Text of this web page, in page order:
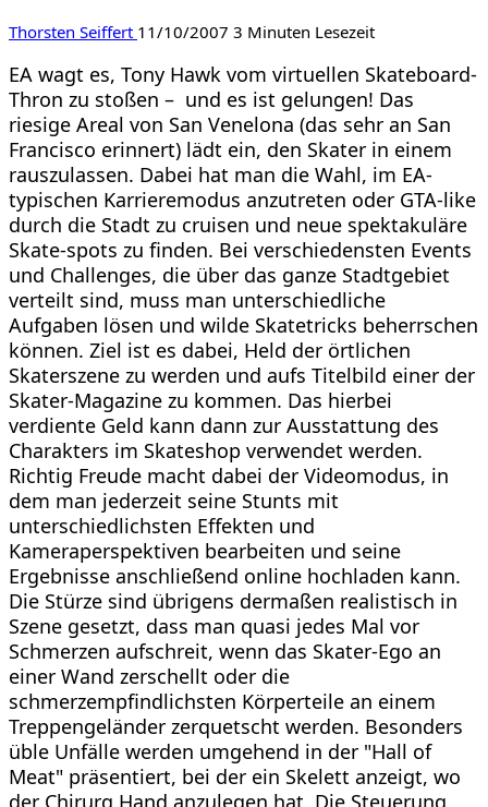
Thorsten Seiffert 11/10/2007 3 Minuten Lesezeit
EA wagt es, Tony Hawk vom virtuellen Skateboard-
Thron zu stoßen – und es ist gelungen! Das
riesige Areal von San Venelona (das sehr an San
Francisco erinnert) lädt ein, den Skater in einem
rauszulassen. Dabei hat man die Wahl, im EA-
typischen Karrieremodus anzutreten oder GTA-like
durch die Stadt zu cruisen und neue spektakuläre
Skate-spots zu finden. Bei verschiedensten Events
und Challenges, die über das ganze Stadtgebiet
verteilt sind, muss man unterschiedliche
Aufgaben lösen und wilde Skatetricks beherrschen
können. Ziel ist es dabei, Held der örtlichen
Skaterszene zu werden und aufs Titelbild einer der
Skater-Magazine zu kommen. Das hierbei
verdiente Geld kann dann zur Ausstattung des
Charakters im Skateshop verwendet werden.
Richtig Freude macht dabei der Videomodus, in
dem man jederzeit seine Stunts mit
unterschiedlichsten Effekten und
Kameraperspektiven bearbeiten und seine
Ergebnisse anschließend online hochladen kann.
Die Stürze sind übrigens dermaßen realistisch in
Szene gesetzt, dass man quasi jedes Mal vor
Schmerzen aufschreit, wenn das Skater-Ego an
einer Wand zerschellt oder die
schmerzempfindlichsten Körperteile an einem
Treppengeländer zerquetscht werden. Besonders
üble Unfälle werden umgehend in der "Hall of
Meat" präsentiert, bei der ein Skelett anzeigt, wo